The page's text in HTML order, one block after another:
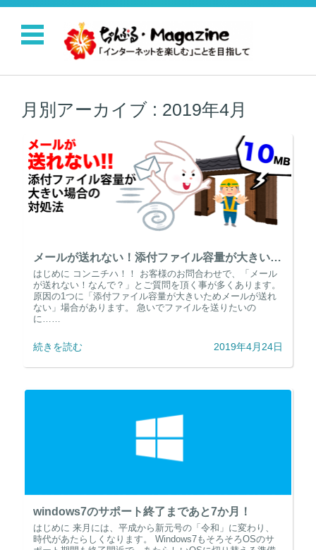
コンテンツに移動
月別アーカイブ : 2019年4月
メールが送れない！添付ファイル容量が大きい場合の対処法
はじめに コンニチハ！！ お客様のお問合わせで、「メール
が送れない！なんで？」とご質問を頂く事が多くあります。
原因の1つに「添付ファイル容量が大きいためメールが送れ
ない」場合があります。 急いでファイルを送りたいの
に……
続きを読む 2019年4月24日
windows7のサポート終了まであと7か月！
はじめに 来月には、平成から新元号の「令和」に変わり、
時代があたらしくなります。 Windows7もそろそろOSのサ